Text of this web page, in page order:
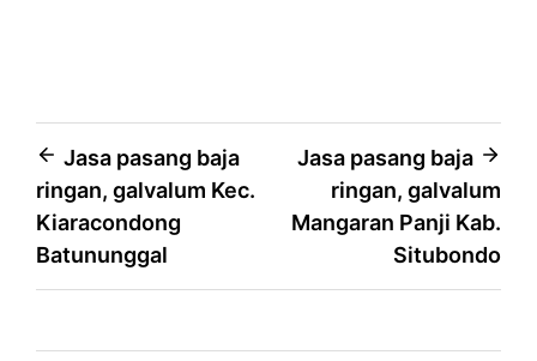
Post
navigation
Jasa pasang baja
ringan, galvalum Kec.
Kiaracondong
Batununggal
Jasa pasang baja
ringan, galvalum
Mangaran Panji Kab.
Situbondo